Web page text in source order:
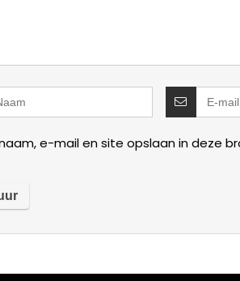
e-mail en site opslaan in deze